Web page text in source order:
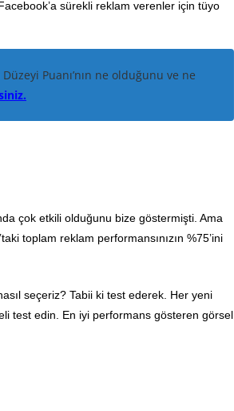
sürekli reklam verenler için tüyo
Puanı’nın ne olduğunu ve ne
çok etkili olduğunu bize göstermişti. Ama
toplam reklam performansınızın %75’ini
seçeriz? Tabii ki test ederek. Her yeni
test edin. En iyi performans gösteren görsel